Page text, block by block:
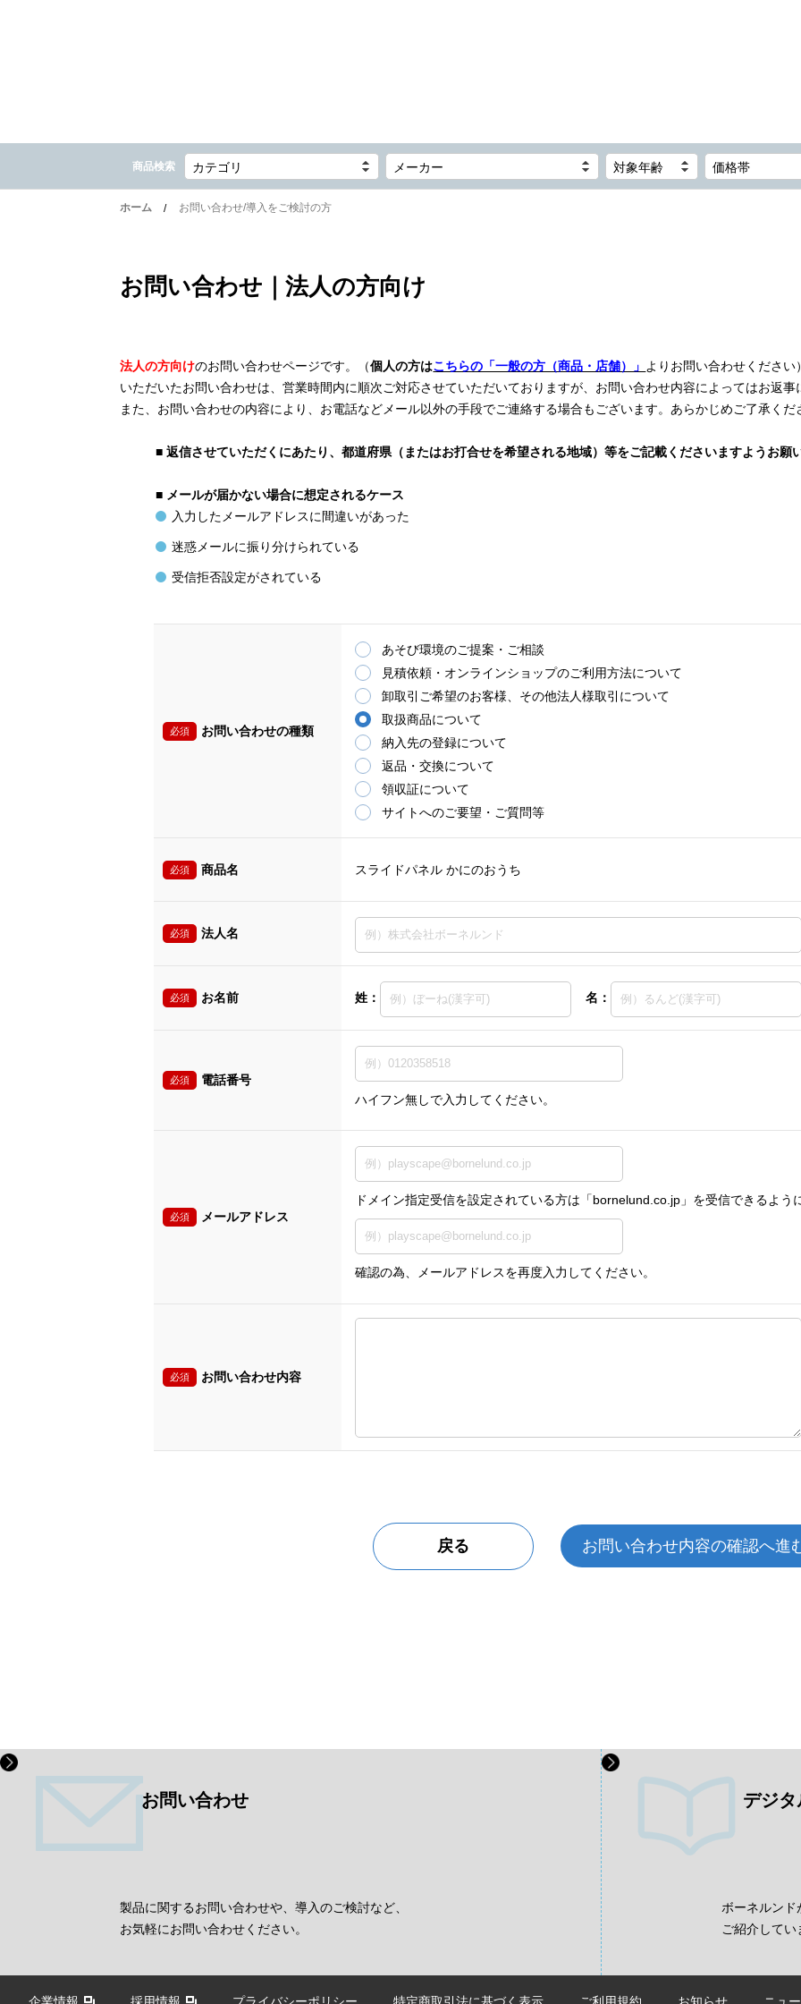
商品検索 カテゴリ メーカー 対象年齢 価格帯
ホーム お問い合わせ/導入をご検討の方
お問い合わせ｜法人の方向け
法人の方向けのお問い合わせページです。（個人の方はこちらの「一般の方（商品・店舗）」 よりお問い合わせください）
いただいたお問い合わせは、営業時間内に順次ご対応させていただいておりますが、お問い合わせ内容によってはお返事
また、お問い合わせの内容により、お電話などメール以外の手段でご連絡する場合もございます。あらかじめご了承くだ
■返信させていただくにあたり、都道府県（またはお打合せを希望される地域）等をご記載くださいますようお願
■ メールが届かない場合に想定されるケース
入力したメールアドレスに間違いがあった
迷惑メールに振り分けられている
受信拒否設定がされている
必須 お問い合わせの種類
あそび環境のご提案・ご相談
見積依頼・オンラインショップのご利用方法について
卸取引ご希望のお客様、その他法人様取引について
取扱商品について
納入先の登録について
返品・交換について
領収証について
サイトへのご要望・ご質問等
必須 商品名 スライドパネル かにのおうち
必須 法人名
必須 お名前 姓： 名：
必須
電話番号
ハイフン無しで入力してください。
必須 メールアドレス
ドメイン指定受信を設定されている方は「bornelund.co.jp」を受信できるよう
確認の為、メールアドレスを再度入力してください。
必須 お問い合わせ内容
戻る
お問い合わせ
製品に関するお問い合わせや、導入のご検討など、
お気軽にお問い合わせください。
デジ
ボーネルンド
ご紹介してい